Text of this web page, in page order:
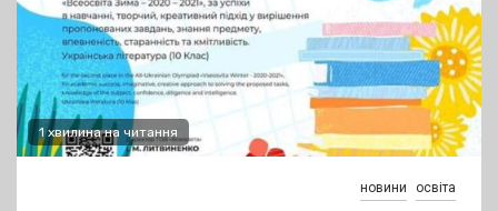
1 хвилина на читання
новини освіта